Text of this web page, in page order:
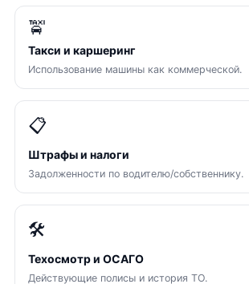
🚖
Такси и каршеринг
Использование машины как коммерческой.
📋
Штрафы и налоги
Задолженности по водителю/собственнику.
🛠
Техосмотр и ОСАГО
Действующие полисы и история ТО.